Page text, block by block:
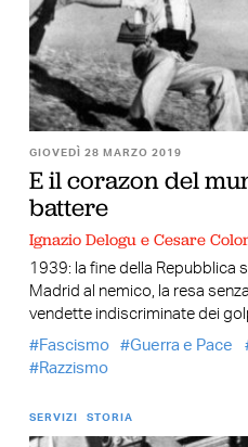
GIOVEDÌ 28 MARZO 2019
E il corazon del
battere
Ignazio Delogu e Cesare
1939: la fine della Repubblica
Madrid al nemico, la resa
vendette indiscriminate dei
Fascismo
Guerra e Pace
Razzismo
SERVIZI STORIA